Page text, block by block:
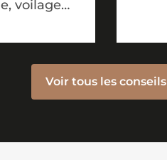
voilage…
Voir tous les conseils